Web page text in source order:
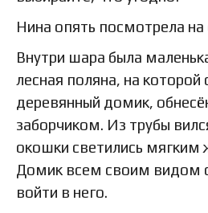
Нина опять посмотрела
Внутри шара была
лесная поляна, на которой
деревянный домик,
заборчиком. Из трубы
окошки светились
Домик всем своим видом
войти в него.